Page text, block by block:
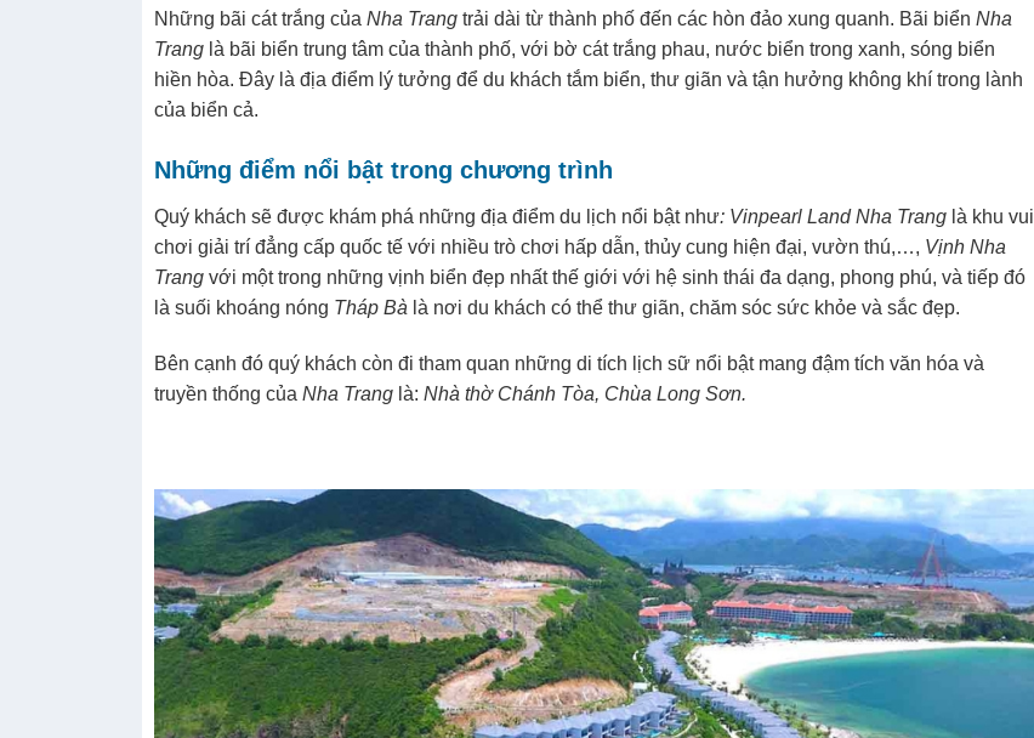
Những bãi cát trắng của Nha Trang trải dài từ thành phố đến các hòn đảo xung quanh. Bãi biển Nha
Trang là bãi biển trung tâm của thành phố, với bờ cát trắng phau, nước biển trong xanh, sóng biển
hiền hòa. Đây là địa điểm lý tưởng để du khách tắm biển, thư giãn và tận hưởng không khí trong lành
của biển cả.
Những điểm nổi bật trong chương trình
Quý khách sẽ được khám phá những địa điểm du lịch nổi bật như: Vinpearl Land Nha Trang là khu vui
chơi giải trí đẳng cấp quốc tế với nhiều trò chơi hấp dẫn, thủy cung hiện đại, vườn thú,…, Vịnh Nha
Trang với một trong những vịnh biển đẹp nhất thế giới với hệ sinh thái đa dạng, phong phú, và tiếp đó
là suối khoáng nóng Tháp Bà là nơi du khách có thể thư giãn, chăm sóc sức khỏe và sắc đẹp.
Bên cạnh đó quý khách còn đi tham quan những di tích lịch sữ nổi bật mang đậm tích văn hóa và
truyền thống củaNha Trang là:Nhà thờ Chánh Tòa, Chùa Long Sơn.